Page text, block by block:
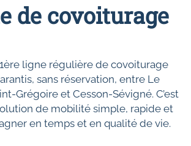
de covoiturage
ligne régulière de covoiturage
sans réservation, entre Le
Grégoire et Cesson-Sévigné. C’est
de mobilité simple, rapide et
en temps et en qualité de vie.